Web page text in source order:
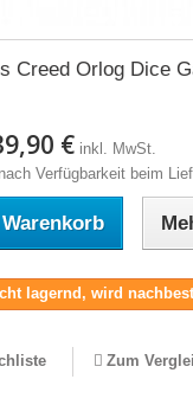
Creed Orlog Dice
€ inkl. MwSt.
Verfügbarkeit beim
lagernd, wird
Zum